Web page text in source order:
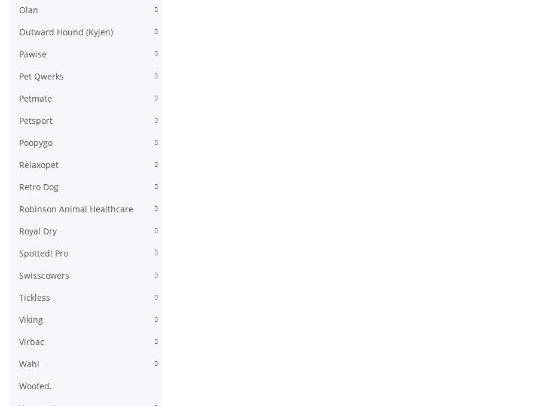
Olan
Outward Hound (Kyjen)
Pawise
Pet Qwerks
Petmate
Petsport
Poopygo
Relaxopet
Retro Dog
Robinson Animal Healthcare
Royal Dry
Spotted! Pro
Swisscowers
Tickless
Viking
Virbac
Wahl
Woofed.